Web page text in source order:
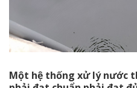
Một hệ thống xử lý nước